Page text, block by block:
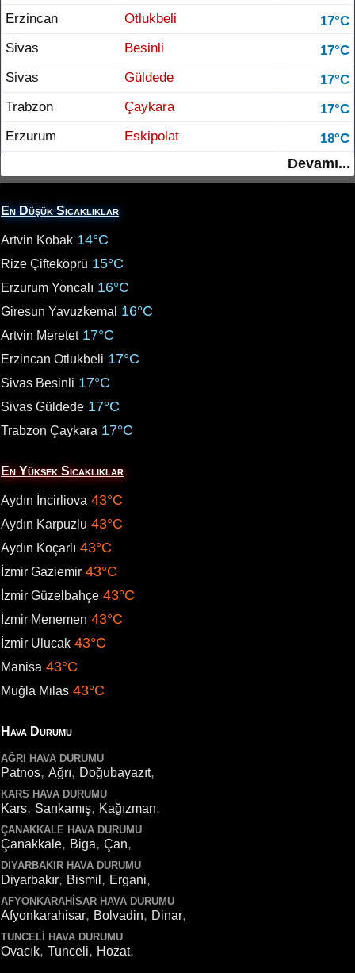
Erzincan
Otlukbeli
17°C
Sivas
Besinli
17°C
Sivas
Güldede
17°C
Trabzon
Çaykara
17°C
Erzurum
Eskipolat 18°C
Devamı...
En Düşük Sıcaklıklar
Artvin Kobak 14°C
Rize Çifteköprü 15°C
Erzurum Yoncalı 16°C
Giresun Yavuzkemal 16°C
Artvin Meretet 17°C
Erzincan Otlukbeli 17°C
Sivas Besinli 17°C
Sivas Güldede 17°C
Trabzon Çaykara 17°C
En Yüksek Sıcaklıklar
Aydın İncirliova 43°C
Aydın Karpuzlu 43°C
Aydın Koçarlı 43°C
İzmir Gaziemir 43°C
İzmir Güzelbahçe 43°C
İzmir Menemen 43°C
İzmir Ulucak 43°C
Manisa 43°C
Muğla Milas 43°C
Hava Durumu
AĞRI HAVA DURUMU
Patnos, Ağrı, Doğubayazıt,
KARS HAVA DURUMU
Kars, Sarıkamış, Kağızman,
ÇANAKKALE HAVA DURUMU
Çanakkale, Biga, Çan,
DIYARBAKIR HAVA DURUMU
Diyarbakır, Bismil , Ergani,
AFYONKARAHISAR HAVA DURUMU
Afyonkarahisar, Bolvadin, Dinar,
TUNCELI HAVA DURUMU
Ovacık, Tunceli, Hozat,